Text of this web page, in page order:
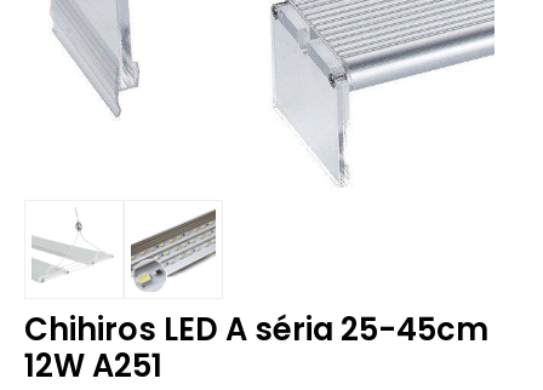
Chihiros LED A séria 25-45cm
12W A251